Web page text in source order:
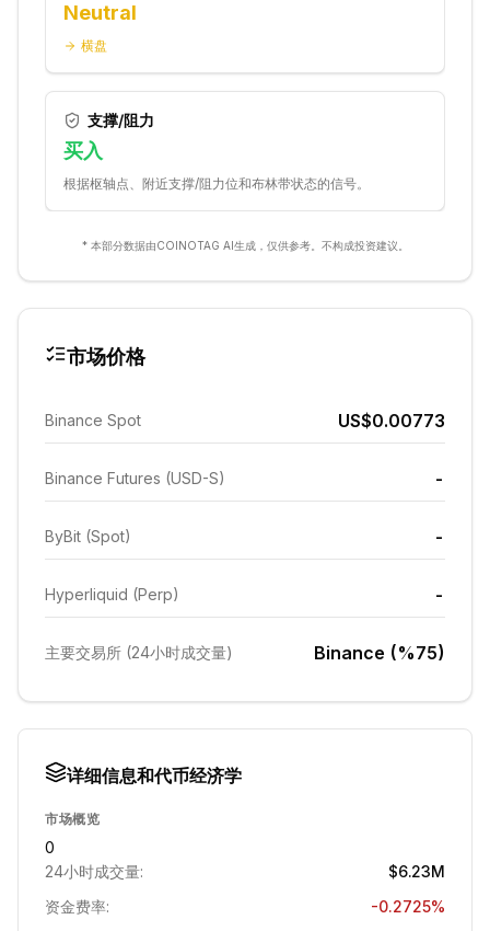
Neutral
横盘
支撑/阻力
买入
根据枢轴点、附近支撑/阻力位和布林带状态的信号。
* 本部分数据由COINOTAG AI生成，仅供参考。不构成投资建议。
市场价格
Binance Spot US$0.00773
Binance Futures (USD-S) -
ByBit (Spot) -
Hyperliquid (Perp) -
主要交易所 (24小时成交量) Binance (%75)
详细信息和代币经济学
市场概览
0
24小时成交量:
$6.23M
资金费率:
-0.2725%